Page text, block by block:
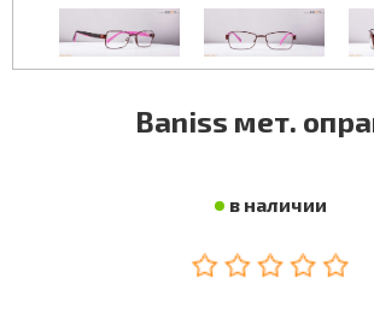
Baniss мет.
в наличии